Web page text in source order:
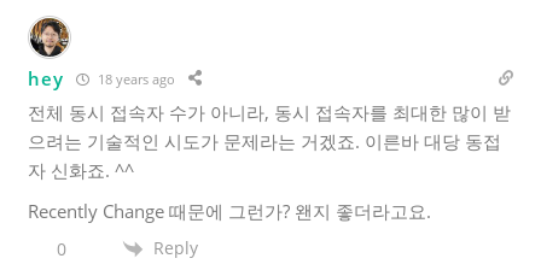
hey 18 years ago
전체 동시 접속자 수가 아니라, 동시 접속자를 최대한 많이 받
으려는 기술적인 시도가 문제라는 거겠죠. 이른바 대당 동접
자 신화죠. ^^
Recently Change 때문에 그런가? 왠지 좋더라고요.
0 Reply